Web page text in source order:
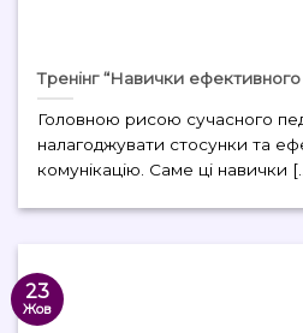
Тренінг “Навички ефективного
Головною рисою сучасного
налагоджувати стосунки та
комунікацію. Саме ці навички
23
Жов